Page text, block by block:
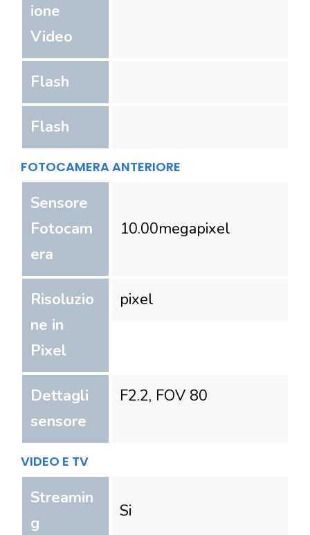
ione
Video
Flash
Flash
FOTOCAMERA ANTERIORE
Sensore
Fotocam
era
10.00megapixel
Risoluzio
ne in
Pixel
pixel
Dettagli
sensore
F2.2, FOV 80
VIDEO E TV
Streamin
g
Si